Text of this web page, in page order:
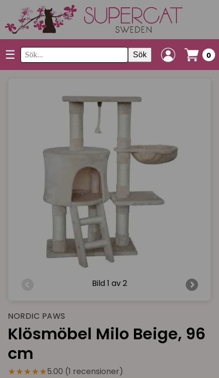
☰ Sök 0
Bild 1 av 2
NORDIC PAWS
Klösmöbel Milo Beige, 96
cm
★★★★★5.00 (1 recensioner)